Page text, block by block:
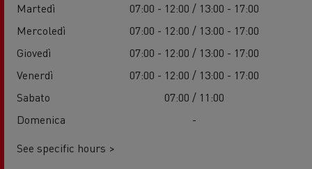
Martedì
07:00 - 12:00 / 13:00 - 17:00
Mercoledì
07:00 - 12:00 / 13:00 - 17:00
Giovedì
07:00 - 12:00 / 13:00 - 17:00
Venerdì
07:00 - 12:00 / 13:00 - 17:00
Sabato
07:00 / 11:00
Domenica
-
See specific hours >